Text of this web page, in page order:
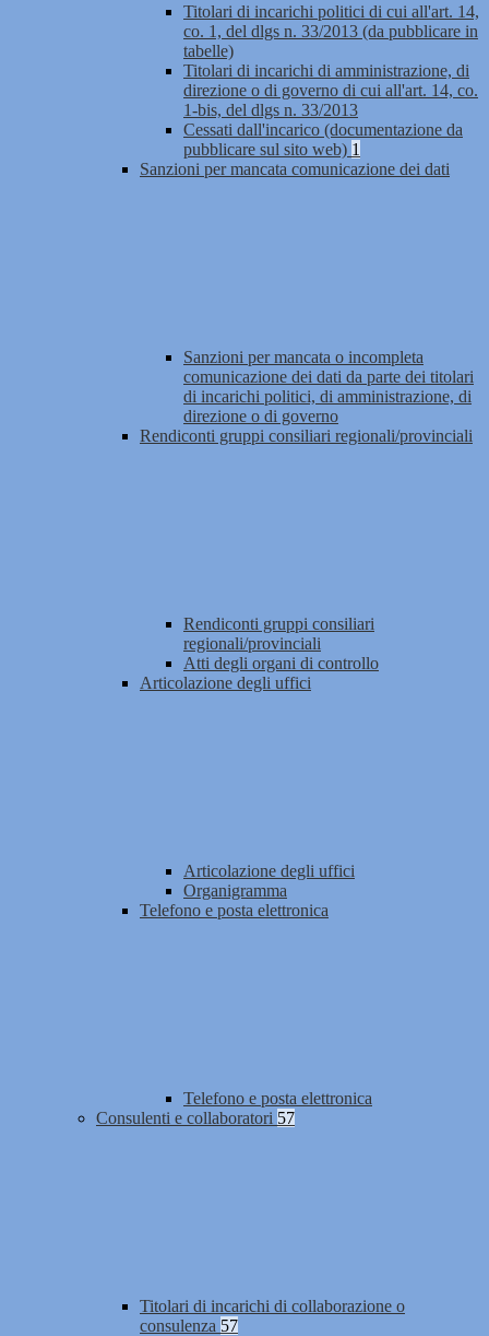
Titolari di incarichi politici di cui all'art. 14,
co. 1, del dlgs n. 33/2013 (da pubblicare in
tabelle)
Titolari di incarichi di amministrazione, di
direzione o di governo di cui all'art. 14, co.
1-bis, del dlgs n. 33/2013
Cessati dall'incarico (documentazione da
pubblicare sul sito web) 1
Sanzioni per mancata comunicazione dei dati
Sanzioni per mancata o incompleta
comunicazione dei dati da parte dei titolari
di incarichi politici, di amministrazione, di
direzione o di governo
Rendiconti gruppi consiliari regionali/provinciali
Rendiconti gruppi consiliari
regionali/provinciali
Atti degli organi di controllo
Articolazione degli uffici
Articolazione degli uffici
Organigramma
Telefono e posta elettronica
Telefono e posta elettronica
Consulenti e collaboratori 57
Titolari di incarichi di collaborazione o
consulenza 57